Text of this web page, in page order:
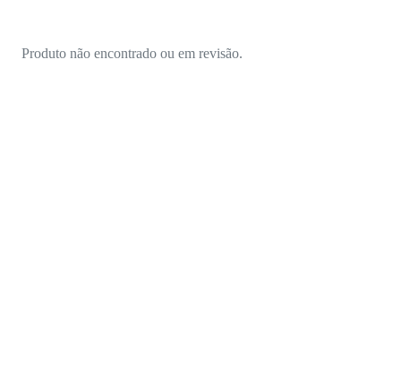
Produto não encontrado ou em revisão.